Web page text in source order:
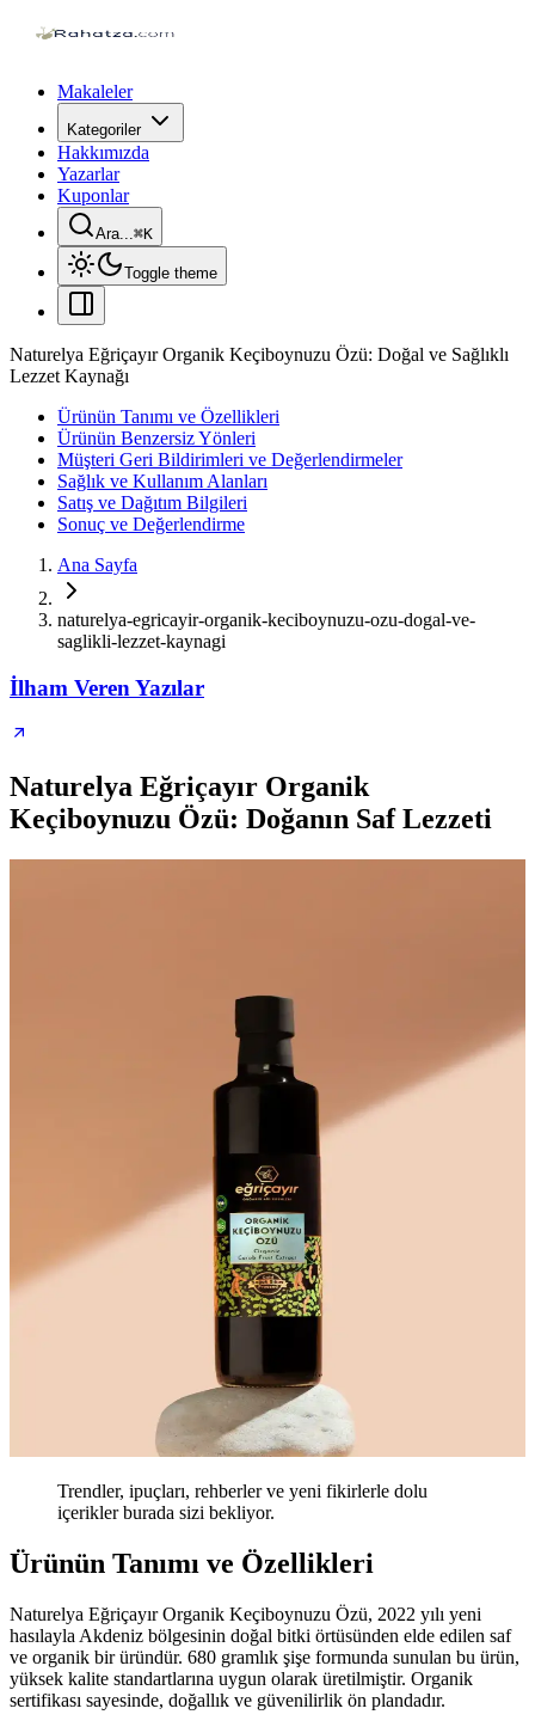
Makaleler
Kategoriler
Hakkımızda
Yazarlar
Kuponlar
Ara...⌘K
Toggle theme
Naturelya Eğriçayır Organik Keçiboynuzu Özü: Doğal ve Sağlıklı
Lezzet Kaynağı
Ürünün Tanımı ve Özellikleri
Ürünün Benzersiz Yönleri
Müşteri Geri Bildirimleri ve Değerlendirmeler
Sağlık ve Kullanım Alanları
Satış ve Dağıtım Bilgileri
Sonuç ve Değerlendirme
Ana Sayfa
naturelya-egricayir-organik-keciboynuzu-ozu-dogal-ve-
saglikli-lezzet-kaynagi
İlham Veren Yazılar
Naturelya Eğriçayır Organik
Keçiboynuzu Özü: Doğanın Saf Lezzeti
Trendler, ipuçları, rehberler ve yeni fikirlerle dolu
içerikler burada sizi bekliyor.
Ürünün Tanımı ve Özellikleri
Naturelya Eğriçayır Organik Keçiboynuzu Özü, 2022 yılı yeni
hasılayla Akdeniz bölgesinin doğal bitki örtüsünden elde edilen saf
ve organik bir üründür. 680 gramlık şişe formunda sunulan bu ürün,
yüksek kalite standartlarına uygun olarak üretilmiştir. Organik
sertifikası sayesinde, doğallık ve güvenilirlik ön plandadır.